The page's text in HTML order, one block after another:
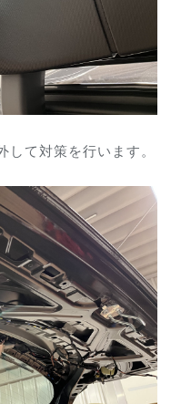
て対策を行います。